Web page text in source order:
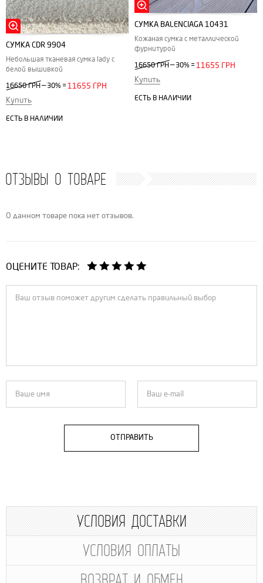
СУМКА CDR 9904
Небольшая тканевая сумка lady с
белой вышивкой
16650 ГРН— 30% = 11655 ГРН
Купить
ЕСТЬ В НАЛИЧИИ
СУМКА BALENCIAGA 10431
Кожаная сумка с металлической
фурнитурой
16650 ГРН — 30% = 11655 ГРН
Купить
ЕСТЬ В НАЛИЧИИ
ОТЗЫВЫ О ТОВАРЕ
О данном товаре пока нет отзывов.
ОЦЕНИТЕ ТОВАР:
ОТПРАВИТЬ
УСЛОВИЯ ДОСТАВКИ
УСЛОВИЯ ОПЛАТЫ